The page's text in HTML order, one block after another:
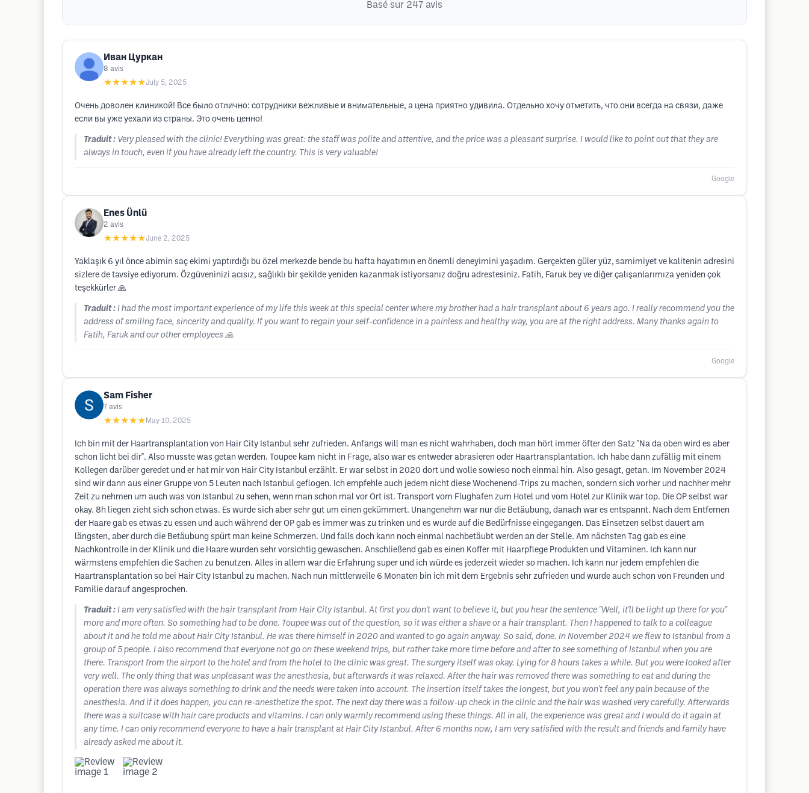
Basé sur 247 avis
Иван Цуркан
8 avis
★★★★★July 5, 2025
Очень доволен клиникой! Все было отлично: сотрудники вежливые и внимательные, а цена приятно удивила. Отдельно хочу отметить, что они всегда на связи, даже
если вы уже уехали из страны. Это очень ценно!
Traduit : Very pleased with the clinic! Everything was great: the staff was polite and attentive, and the price was a pleasant surprise. I would like to point out that they are
always in touch, even if you have already left the country. This is very valuable!
Google
Enes Ünlü
2 avis
★★★★★June 2, 2025
Yaklaşık 6 yıl önce abimin saç ekimi yaptırdığı bu özel merkezde bende bu hafta hayatımın en önemli deneyimini yaşadım. Gerçekten güler yüz, samimiyet ve kalitenin adresini
sizlere de tavsiye ediyorum. Özgüveninizi acısız, sağlıklı bir şekilde yeniden kazanmak istiyorsanız doğru adrestesiniz. Fatih, Faruk bey ve diğer çalışanlarımıza yeniden çok
teşekkürler 🙏
Traduit : I had the most important experience of my life this week at this special center where my brother had a hair transplant about 6 years ago. I really recommend you the
address of smiling face, sincerity and quality. If you want to regain your self-confidence in a painless and healthy way, you are at the right address. Many thanks again to
Fatih, Faruk and our other employees 🙏
Google
Sam Fisher
7 avis
★★★★★ May 10, 2025
Ich bin mit der Haartransplantation von Hair City Istanbul sehr zufrieden. Anfangs will man es nicht wahrhaben, doch man hört immer öfter den Satz "Na da oben wird es aber
schon licht bei dir". Also musste was getan werden. Toupee kam nicht in Frage, also war es entweder abrasieren oder Haartransplantation. Ich habe dann zufällig mit einem
Kollegen darüber geredet und er hat mir von Hair City Istanbul erzählt. Er war selbst in 2020 dort und wolle sowieso noch einmal hin. Also gesagt, getan. Im November 2024
sind wir dann aus einer Gruppe von 5 Leuten nach Istanbul geflogen. Ich empfehle auch jedem nicht diese Wochenend-Trips zu machen, sondern sich vorher und nachher mehr
Zeit zu nehmen um auch was von Istanbul zu sehen, wenn man schon mal vor Ort ist. Transport vom Flughafen zum Hotel und vom Hotel zur Klinik war top. Die OP selbst war
okay. 8h liegen zieht sich schon etwas. Es wurde sich aber sehr gut um einen gekümmert. Unangenehm war nur die Betäubung, danach war es entspannt. Nach dem Entfernen
der Haare gab es etwas zu essen und auch während der OP gab es immer was zu trinken und es wurde auf die Bedürfnisse eingegangen. Das Einsetzen selbst dauert am
längsten, aber durch die Betäubung spürt man keine Schmerzen. Und falls doch kann noch einmal nachbetäubt werden an der Stelle. Am nächsten Tag gab es eine
Nachkontrolle in der Klinik und die Haare wurden sehr vorsichtig gewaschen. Anschließend gab es einen Koffer mit Haarpflege Produkten und Vitaminen. Ich kann nur
wärmstens empfehlen die Sachen zu benutzen. Alles in allem war die Erfahrung super und ich würde es jederzeit wieder so machen. Ich kann nur jedem empfehlen die
Haartransplantation so bei Hair City Istanbul zu machen. Nach nun mittlerweile 6 Monaten bin ich mit dem Ergebnis sehr zufrieden und wurde auch schon von Freunden und
Familie darauf angesprochen.
Traduit : I am very satisfied with the hair transplant from Hair City Istanbul. At first you don't want to believe it, but you hear the sentence "Well, it'll be light up there for you"
more and more often. So something had to be done. Toupee was out of the question, so it was either a shave or a hair transplant. Then I happened to talk to a colleague
about it and he told me about Hair City Istanbul. He was there himself in 2020 and wanted to go again anyway. So said, done. In November 2024 we flew to Istanbul from a
group of 5 people. I also recommend that everyone not go on these weekend trips, but rather take more time before and after to see something of Istanbul when you are
there. Transport from the airport to the hotel and from the hotel to the clinic was great. The surgery itself was okay. Lying for 8 hours takes a while. But you were looked after
very well. The only thing that was unpleasant was the anesthesia, but afterwards it was relaxed. After the hair was removed there was something to eat and during the
operation there was always something to drink and the needs were taken into account. The insertion itself takes the longest, but you won't feel any pain because of the
anesthesia. And if it does happen, you can re-anesthetize the spot. The next day there was a follow-up check in the clinic and the hair was washed very carefully. Afterwards
there was a suitcase with hair care products and vitamins. I can only warmly recommend using these things. All in all, the experience was great and I would do it again at
any time. I can only recommend everyone to have a hair transplant at Hair City Istanbul. After 6 months now, I am very satisfied with the result and friends and family have
already asked me about it.